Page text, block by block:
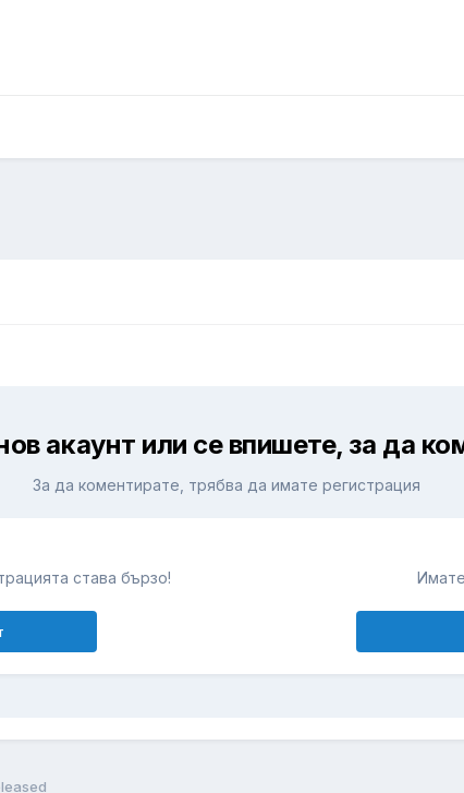
акаунт или се впишете, за да
За да коментирате, трябва да имате регистрация
става бързо!